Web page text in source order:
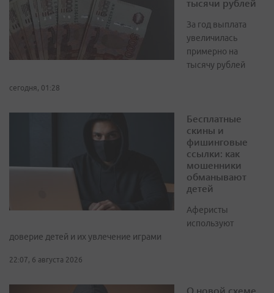
тысячи рублей
За год выплата
увеличилась
примерно на
тысячу рублей
сегодня, 01:28
Бесплатные
скины и
фишинговые
ссылки: как
мошенники
обманывают
детей
Аферисты
используют
доверие детей и их увлечение играми
22:07, 6 августа 2026